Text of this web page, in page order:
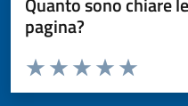
pagina?
Valuta da 1 a 5 stelle la pagina
Valuta 5
Valuta 4 stelle
Valuta 3 stelle su 5
Valuta 2 stelle su 5
Valuta 1 stelle su 5